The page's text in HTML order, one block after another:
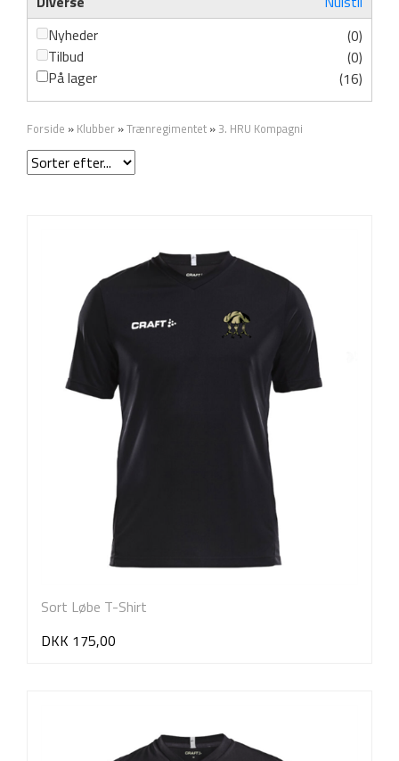
Nyheder
(0)
Tilbud
(0)
På lager
(16)
Forside » Klubber »Trænregimentet » 3. HRU Kompagni
Sort Løbe T-Shirt
DKK 175,00